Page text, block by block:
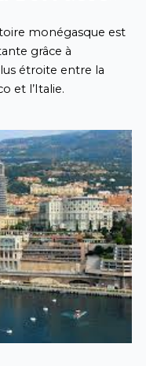
monégasque est
grâce à
étroite entre la
et l’Italie.